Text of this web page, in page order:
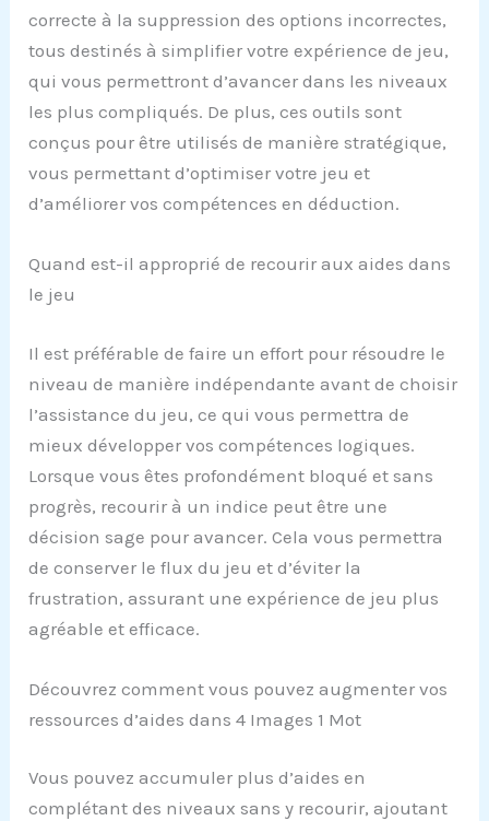
correcte à la suppression des options incorrectes,
tous destinés à simplifier votre expérience de jeu,
qui vous permettront d’avancer dans les niveaux
les plus compliqués. De plus, ces outils sont
conçus pour être utilisés de manière stratégique,
vous permettant d’optimiser votre jeu et
d’améliorer vos compétences en déduction.
Quand est-il approprié de recourir aux aides dans
le jeu
Il est préférable de faire un effort pour résoudre le
niveau de manière indépendante avant de choisir
l’assistance du jeu, ce qui vous permettra de
mieux développer vos compétences logiques.
Lorsque vous êtes profondément bloqué et sans
progrès, recourir à un indice peut être une
décision sage pour avancer. Cela vous permettra
de conserver le flux du jeu et d’éviter la
frustration, assurant une expérience de jeu plus
agréable et efficace.
Découvrez comment vous pouvez augmenter vos
ressources d’aides dans 4 Images 1 Mot
Vous pouvez accumuler plus d’aides en
complétant des niveaux sans y recourir, ajoutant